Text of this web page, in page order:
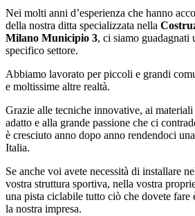
Nei molti anni d’esperienza che hanno
della nostra ditta specializzata nella
Milano Municipio 3, ci siamo guadagnati
specifico settore.
Abbiamo lavorato per piccoli e grandi
e moltissime altre realtà.
Grazie alle tecniche innovative, ai
adatto e alla grande passione che ci
è cresciuto anno dopo anno rendendoci
Italia.
Se anche voi avete necessità di installare
vostra struttura sportiva, nella vostra
una pista ciclabile tutto ciò che dovete fare
la nostra impresa.